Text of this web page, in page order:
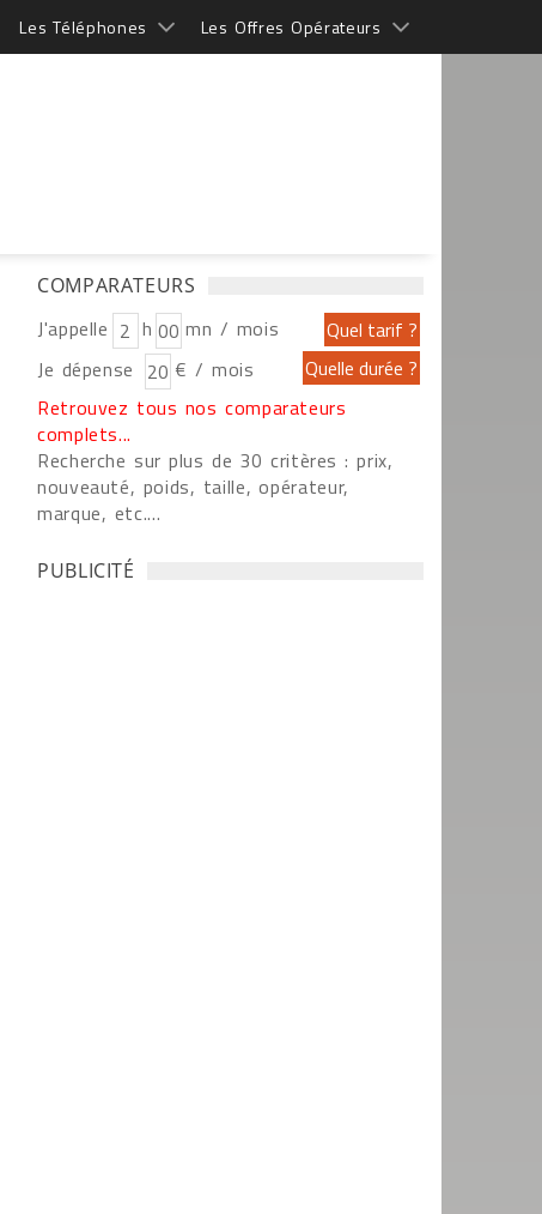
Les Téléphones Les Offres Opérateurs
COMPARATEURS
J'appelle h
mn / mois
Je dépense
€ / mois
Retrouvez tous nos comparateurs
complets...
Recherche sur plus de 30 critères : prix,
nouveauté, poids, taille, opérateur,
marque, etc....
PUBLICITÉ